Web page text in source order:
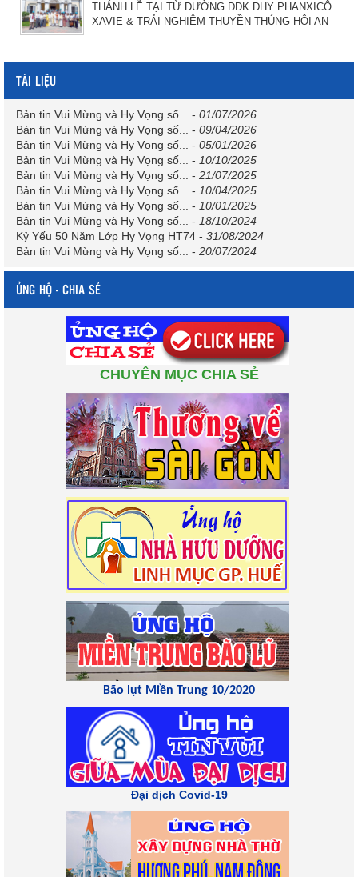
THÁNH LỄ TẠI TỪ ĐƯỜNG ĐĐK ĐHY PHANXICÔ
XAVIE & TRẢI NGHIỆM THUYỀN THÚNG HỘI AN
TÀI LIỆU
Bản tin Vui Mừng và Hy Vọng số... - 01/07/2026
Bản tin Vui Mừng và Hy Vọng số... - 09/04/2026
Bản tin Vui Mừng và Hy Vọng số... - 05/01/2026
Bản tin Vui Mừng và Hy Vọng số... - 10/10/2025
Bản tin Vui Mừng và Hy Vọng số... - 21/07/2025
Bản tin Vui Mừng và Hy Vọng số... - 10/04/2025
Bản tin Vui Mừng và Hy Vọng số... - 10/01/2025
Bản tin Vui Mừng và Hy Vọng số... - 18/10/2024
Kỷ Yếu 50 Năm Lớp Hy Vọng HT74 - 31/08/2024
Bản tin Vui Mừng và Hy Vọng số... - 20/07/2024
ỦNG HỘ - CHIA SẺ
CHUYÊN MỤC CHIA SẺ
Bão lụt Miền Trung 10/2020
Đại dịch Covid-19